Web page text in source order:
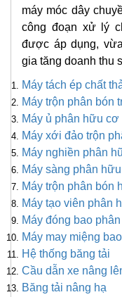
máy móc dây
công đoạn xử lý
được áp dụng,
gia tăng doanh thu
Máy tách ép chất
Máy trộn phân bón
Máy ủ phân hữu cơ
Máy xới đảo trộn
Máy nghiền phân
Máy sàng phân
Máy trộn phân bón
Máy tạo viên phân
Máy đóng bao
Máy may miệng bao
Hệ thống băng tải
Cầu dẫn xe nâng
Băng tải nâng hạ